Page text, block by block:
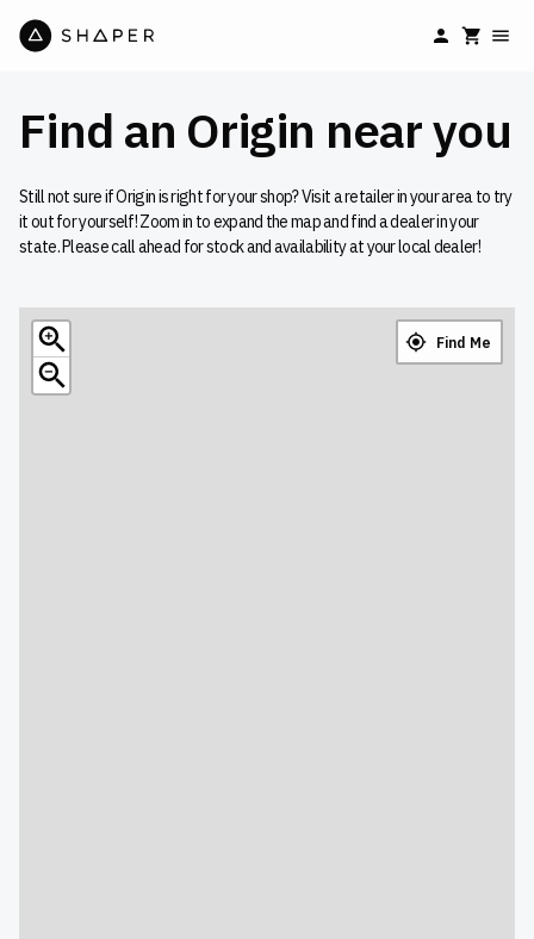
Find an Origin near you
Still not sure if Origin is right for your shop? Visit a retailer in your area to try
it out for yourself! Zoom in to expand the map and find a dealer in your
state. Please call ahead for stock and availability at your local dealer!
Find Me